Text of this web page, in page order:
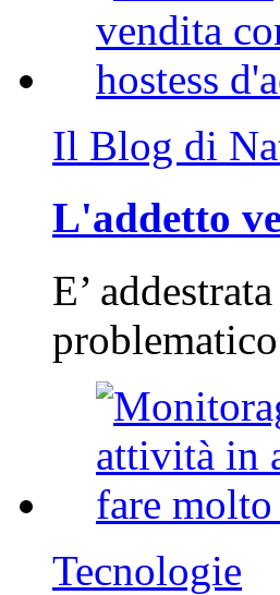
Il Blog di
L'addetto
E’
Tecnologie